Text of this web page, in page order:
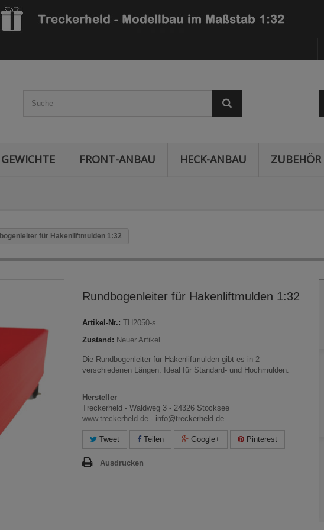
GEWICHTE FRONT-ANBAU HECK-ANBAU ZUBEHÖR
für Hakenliftmulden 1:32
Rundbogenleiter für Hakenliftmulden 1:32
Artikel-Nr.: TH2050-s
Zustand: Neuer Artikel
Die Rundbogenleiter für Hakenliftmulden gibt es in 2
verschiedenen Längen. Ideal für Standard- und Hochmulden.
Hersteller
Treckerheld - Waldweg 3 - 24326 Stocksee
www.treckerheld.de - info@treckerheld.de
Tweet Teilen Google+ Pinterest
Ausdrucken